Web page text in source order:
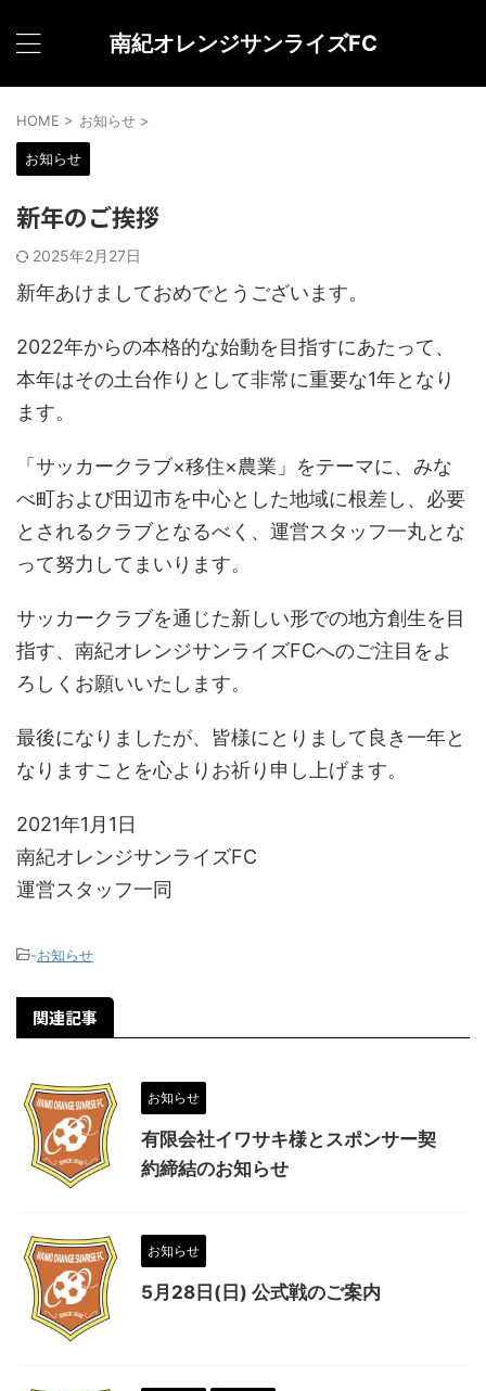
南紀オレンジサンライズFC
HOME > お知らせ >
お知らせ
新年のご挨拶
2025年2月27日
新年あけましておめでとうございます。
2022年からの本格的な始動を目指すにあたって、
本年はその土台作りとして非常に重要な1年となり
ます。
「サッカークラブ×移住×農業」をテーマに、みな
べ町および田辺市を中心とした地域に根差し、必要
とされるクラブとなるべく、運営スタッフ一丸とな
って努力してまいります。
サッカークラブを通じた新しい形での地方創生を目
指す、南紀オレンジサンライズFCへのご注目をよ
ろしくお願いいたします。
最後になりましたが、皆様にとりまして良き一年と
なりますことを心よりお祈り申し上げます。
2021年1月1日
南紀オレンジサンライズFC
運営スタッフ一同
-お知らせ
関連記事
お知らせ
有限会社イワサキ様とスポンサー契
約締結のお知らせ
お知らせ
5月28日(日) 公式戦のご案内